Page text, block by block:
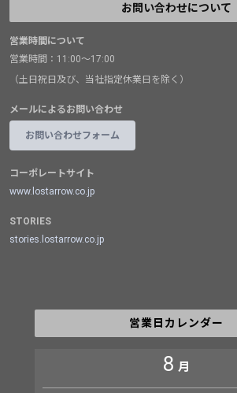
お問い合わせについて
営業時間について
営業時間：11:00～17:00
（土日祝日及び、当社指定休業日を除く）
メールによるお問い合わせ
お問い合わせフォーム
コーポレートサイト
www.lostarrow.co.jp
STORIES
stories.lostarrow.co.jp
営業日カレンダー
8 月